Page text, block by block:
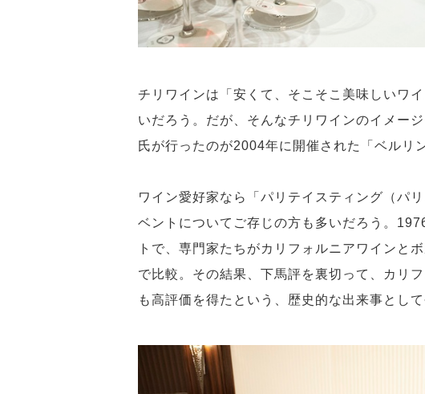
チリワインは「安くて、そこそこ美味しいワ
いだろう。だが、そんなチリワインのイメー
氏が行ったのが2004年に開催された「ベルリ
ワイン愛好家なら「パリテイスティング（パ
ベントについてご存じの方も多いだろう。
トで、専門家たちがカリフォルニアワインと
で比較。その結果、下馬評を裏切って、カリ
も高評価を得たという、歴史的な出来事とし